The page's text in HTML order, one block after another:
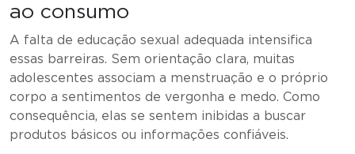
ao consumo
A falta de educação sexual adequada intensifica
essas barreiras. Sem orientação clara, muitas
adolescentes associam a menstruação e o próprio
corpo a sentimentos de vergonha e medo. Como
consequência, elas se sentem inibidas a buscar
produtos básicos ou informações confiáveis.